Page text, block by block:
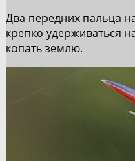
Два передних пальца
крепко удерживаться
копать землю.